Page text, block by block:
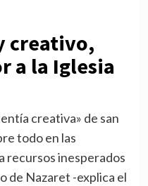
creativo,
a la Iglesia
creativa» de san
todo en las
recursos inesperados
de Nazaret -explica el